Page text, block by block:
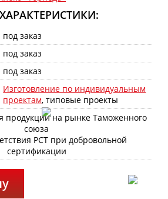
под заказ
под заказ
под заказ
Изготовление по индивидуальным
проектам, типовые проекты